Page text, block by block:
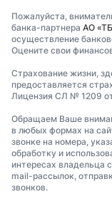
Пожалуйста,
банка-партнера АО
осуществление
Оцените свои
Страхование жизни,
предоставляется
Лицензия СЛ № 1209
Обращаем Ваше
в любых формах на
звонке на номера,
обработку и
интересах владельца
mail-рассылок,
звонков.